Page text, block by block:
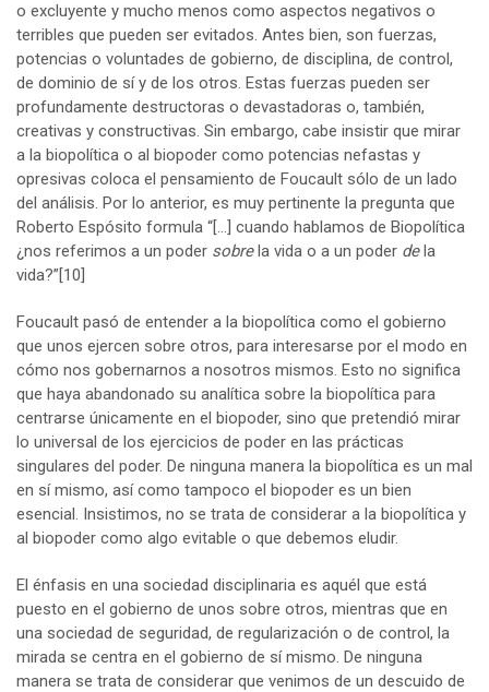
o excluyente y mucho menos como aspectos negativos o
terribles que pueden ser evitados. Antes bien, son fuerzas,
potencias o voluntades de gobierno, de disciplina, de control,
de dominio de sí y de los otros. Estas fuerzas pueden ser
profundamente destructoras o devastadoras o, también,
creativas y constructivas. Sin embargo, cabe insistir que mirar
a la biopolítica o al biopoder como potencias nefastas y
opresivas coloca el pensamiento de Foucault sólo de un lado
del análisis. Por lo anterior, es muy pertinente la pregunta que
Roberto Espósito formula “[…] cuando hablamos de Biopolítica
¿nos referimos a un poder sobrela vida o a un poder dela
vida?”[10]
Foucault pasó de entender a la biopolítica como el gobierno
que unos ejercen sobre otros, para interesarse por el modo en
cómo nos gobernarnos a nosotros mismos. Esto no significa
que haya abandonado su analítica sobre la biopolítica para
centrarse únicamente en el biopoder, sino que pretendió mirar
lo universal de los ejercicios de poder en las prácticas
singulares del poder. De ninguna manera la biopolítica es un mal
en sí mismo, así como tampoco el biopoder es un bien
esencial. Insistimos, no se trata de considerar a la biopolítica y
al biopoder como algo evitable o que debemos eludir.
El énfasis en una sociedad disciplinaria es aquél que está
puesto en el gobierno de unos sobre otros, mientras que en
una sociedad de seguridad, de regularización o de control, la
mirada se centra en el gobierno de sí mismo. De ninguna
manera se trata de considerar que venimos de un descuido de